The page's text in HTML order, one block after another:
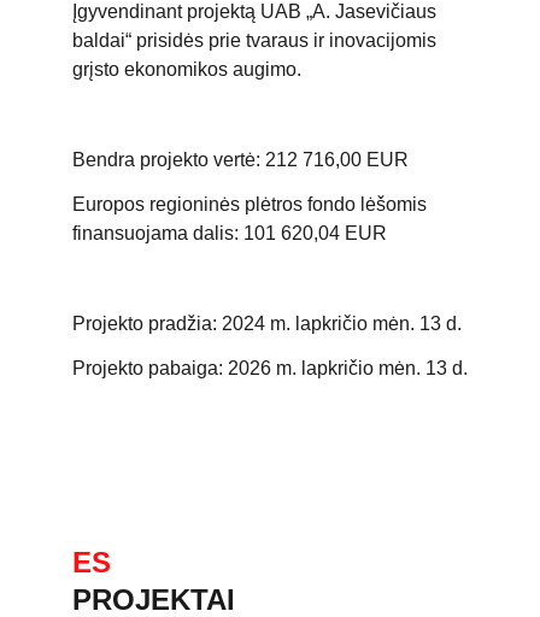
Įgyvendinant projektą UAB „A. Jasevičiaus
baldai“ prisidės prie tvaraus ir inovacijomis
grįsto ekonomikos augimo.
Bendra projekto vertė: 212 716,00 EUR
Europos regioninės plėtros fondo lėšomis
finansuojama dalis: 101 620,04 EUR
Projekto pradžia: 2024 m. lapkričio mėn. 13 d.
Projekto pabaiga: 2026 m. lapkričio mėn. 13 d.
ES
PROJEKTAI